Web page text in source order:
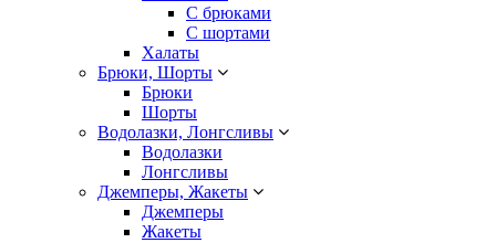
С брюками
С шортами
Халаты
Брюки, Шорты
Брюки
Шорты
Водолазки, Лонгсливы
Водолазки
Лонгсливы
Джемперы, Жакеты
Джемперы
Жакеты